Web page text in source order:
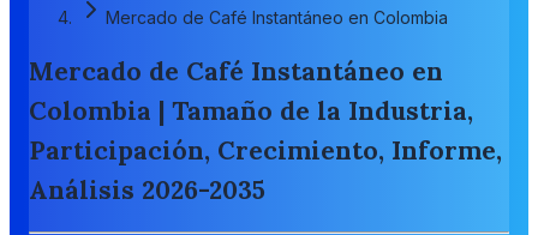
Mercado de Café Instantáneo en Colombia
Mercado de Café Instantáneo en
Colombia | Tamaño de la Industria,
Participación, Crecimiento, Informe,
Análisis 2026-2035